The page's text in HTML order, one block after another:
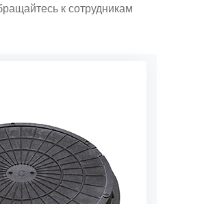
к сотрудникам